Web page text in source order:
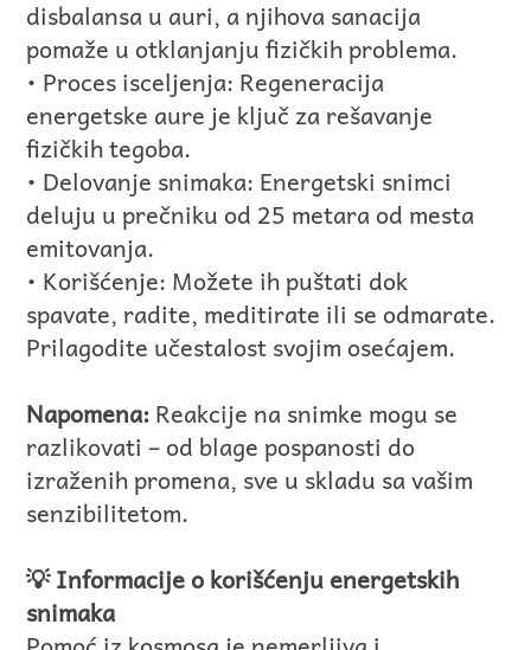
disbalansa u auri, a njihova sanacija
pomaže u otklanjanju fizičkih problema.
• Proces isceljenja: Regeneracija
energetske aure je ključ za rešavanje
fizičkih tegoba.
• Delovanje snimaka: Energetski snimci
deluju u prečniku od 25 metara od mesta
emitovanja.
• Korišćenje: Možete ih puštati dok
spavate, radite, meditirate ili se odmarate.
Prilagodite učestalost svojim osećajem.
Napomena:Reakcije na snimke mogu se
razlikovati – od blage pospanosti do
izraženih promena, sve u skladu sa vašim
senzibilitetom.
💡 Informacije o korišćenju energetskih
snimaka